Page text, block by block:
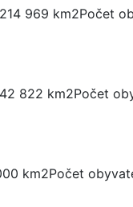
969 km2Počet
822 km2Počet
km2Počet